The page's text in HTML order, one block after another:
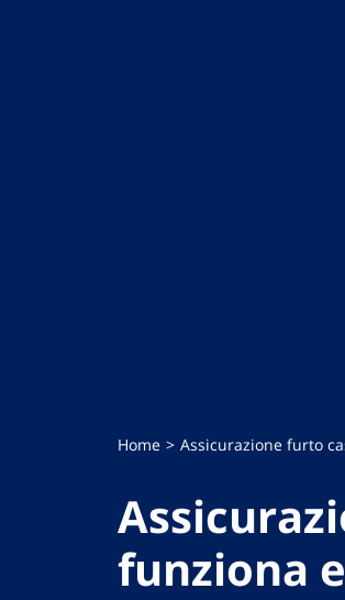
Home Assicurazione furto
funziona